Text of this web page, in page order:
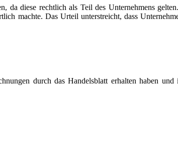
diese rechtlich als Teil des Unternehmens
machte. Das Urteil unterstreicht, dass
durch das Handelsblatt erhalten haben